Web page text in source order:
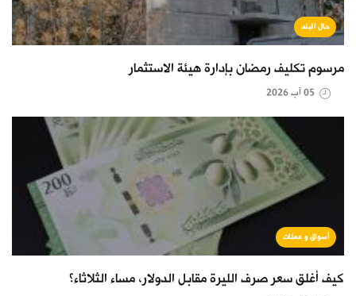
حال البلد
مرسوم تكليف رمضان بإدارة هيئة الاستثمار
أسواق و عملات
كيف أغلق سعر صرف الليرة مقابل الدولار، مساء الثلاثاء؟